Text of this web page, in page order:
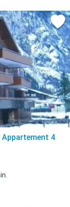
Appartement 4